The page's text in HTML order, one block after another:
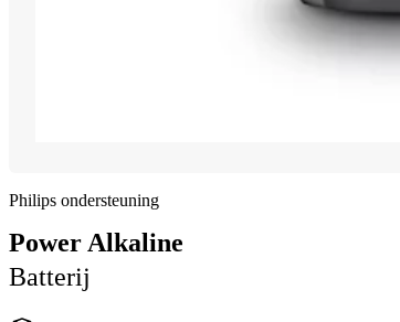
Philips ondersteuning
Power Alkaline
Batterij